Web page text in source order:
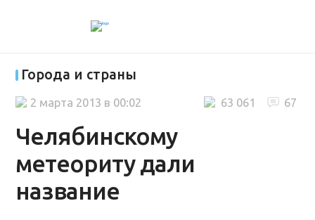
Города и страны
Челябинскому
метеориту дали
название
67
63 061
2 марта 2013 в 00:02